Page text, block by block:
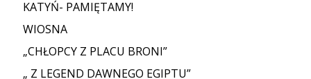
KATYŃ- PAMIĘTAMY!
WIOSNA
„CHŁOPCY Z PLACU BRONI”
„ Z LEGEND DAWNEGO EGIPTU”